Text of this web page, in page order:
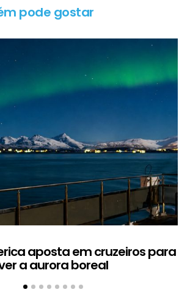
pode gostar
aposta em cruzeiros para
a aurora boreal